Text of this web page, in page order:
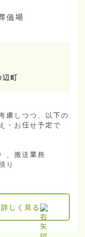
辺町
慮しつつ、以下の
・お任せ予定で
、搬送業務
り
詳しく見る